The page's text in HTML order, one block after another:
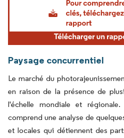
Paysage concurrentiel
Le marché du
en raison de la présence de
l'échelle mondiale et
comprend une analyse de
et locales qui détiennent des